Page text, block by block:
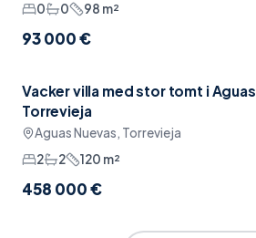
0
0 98 m²
93 000 €
Garage
Vacker villa med stor tomt i
Torrevieja
Aguas Nuevas, Torrevieja
2
2 120 m²
458 000 €